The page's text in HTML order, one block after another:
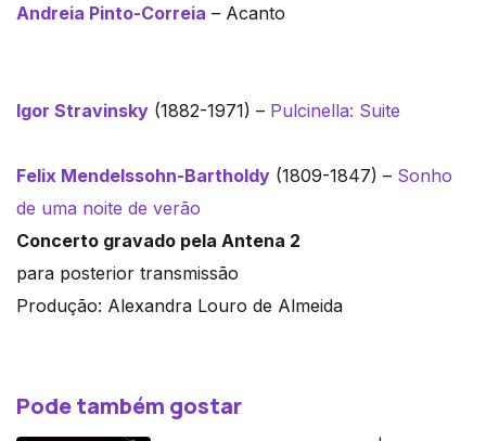
Andreia Pinto-Correia – Acanto
Igor Stravinsky (1882-1971) – Pulcinella: Suite
Felix Mendelssohn-Bartholdy (1809-1847) – Sonho
de uma noite de verão
Concerto gravado pela Antena 2
para posterior transmissão
Produção: Alexandra Louro de Almeida
Pode também gostar